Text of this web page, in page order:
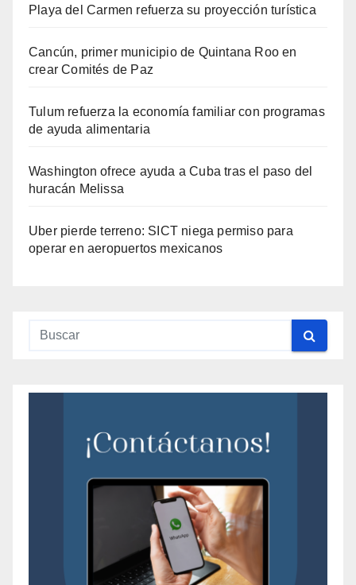
Playa del Carmen refuerza su proyección turística
Cancún, primer municipio de Quintana Roo en
crear Comités de Paz
Tulum refuerza la economía familiar con programas
de ayuda alimentaria
Washington ofrece ayuda a Cuba tras el paso del
huracán Melissa
Uber pierde terreno: SICT niega permiso para
operar en aeropuertos mexicanos